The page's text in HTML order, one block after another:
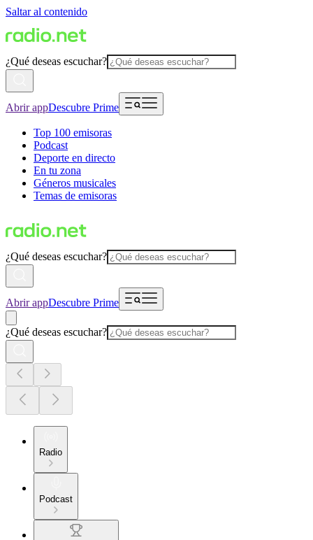
Saltar al contenido
¿Qué deseas escuchar?
Abrir appDescubre Prime
Top 100 emisoras
Podcast
Deporte en directo
En tu zona
Géneros musicales
Temas de emisoras
¿Qué deseas escuchar?
Abrir appDescubre Prime
¿Qué deseas escuchar?
Radio
Podcast